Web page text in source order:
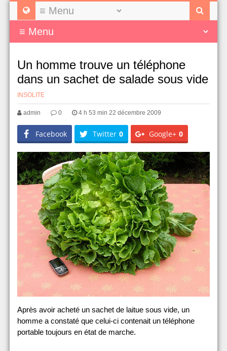
Un homme trouve un téléphone
dans un sachet de salade sous vide
INSOLITE
admin 0 4 h 53 min 22 décembre 2009
Facebook Twitter 0 Google+ 0
Après avoir acheté un sachet de laitue sous vide, un
homme a constaté que celui-ci contenait un téléphone
portable toujours en état de marche.